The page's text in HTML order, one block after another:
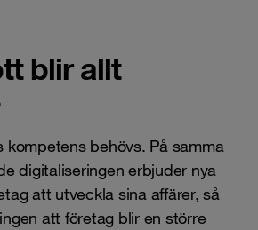
blir allt
kompetens behövs. På samma
digitaliseringen erbjuder nya
att utveckla sina affärer, så
att företag blir en större